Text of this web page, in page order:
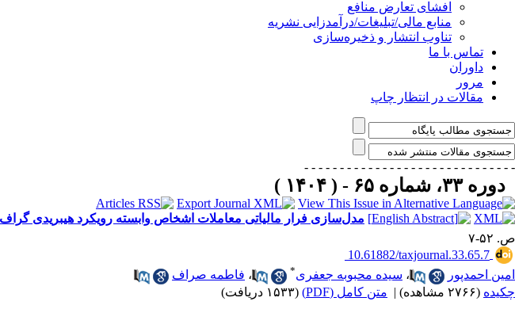
افشای تعارض منافع
منابع مالی/تبلیغات/درآمدزایی نشریه
تناوب انتشار و ذخیره‌سازی
تماس با ما
داوران
مرور
مقالات در انتظار چاپ
- - - - - - - - - - - - - - -
- - - - - - - - - - - - - - -
دوره ۳۳، شماره ۶۵ - ( ۱۴۰۴ )
مدل‌سازی فرار مالیاتی معاملات اشخاص وابسته رویکرد هیبریدی
ص. ۵۲-۷
‎ 10.61882/taxjournal.33.65.7
امین احمدپور
، سیده محبوبه جعفری* ، فاطمه صراف
چکیده (۲۷۶۶ مشاهده) | متن کامل (PDF) (۱۵۳۳ دریافت)